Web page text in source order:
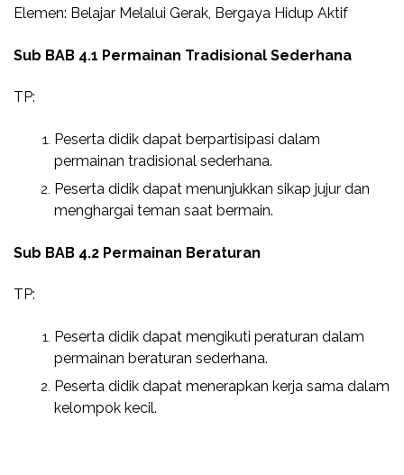
Elemen: Belajar Melalui Gerak, Bergaya Hidup Aktif
Sub BAB 4.1 Permainan Tradisional Sederhana
TP:
Peserta didik dapat berpartisipasi dalam
permainan tradisional sederhana.
Peserta didik dapat menunjukkan sikap jujur dan
menghargai teman saat bermain.
Sub BAB 4.2 Permainan Beraturan
TP:
Peserta didik dapat mengikuti peraturan dalam
permainan beraturan sederhana.
Peserta didik dapat menerapkan kerja sama dalam
kelompok kecil.